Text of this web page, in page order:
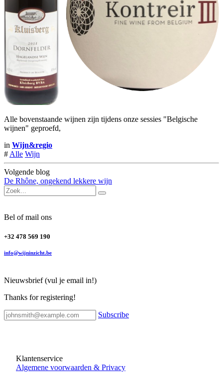
Alle bovenstaande wijnen zijn tijdens onze sessies "Belgische
wijnen" geproefd,
in Wijn&regio
# Alle Wijn
Volgende blog
De Rhône, ongekend lekkere wijn
Bel of mail ons
+32 478 569 190
info@wijninzicht.be
Nieuwsbrief (vul je email in!)
Thanks for registering!
Subscribe
Klantenservice
Algemene voorwaarden & Privacy